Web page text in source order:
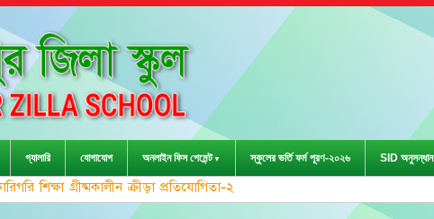
গ্যালারি যোগাযোগ অনলাইন ফিস পেমেন্ট স্কুলের ভর্তি ফর্ম পূরণ-২০২৬ SID অনুসন্ধান
শিক্ষা গ্রীষ্মকালীন ক্রীড়া প্রতিযোগিতা-২০২৩ এ জেলা পর্যায়ে দাবা (বালক)